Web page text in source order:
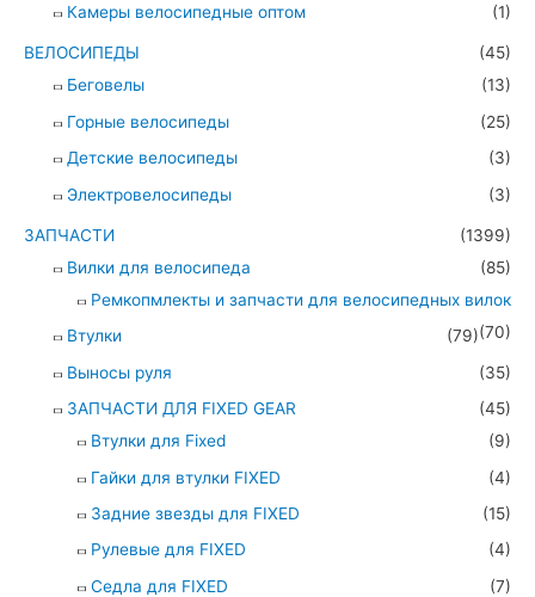
Камеры велосипедные оптом
(1)
ВЕЛОСИПЕДЫ
(45)
Беговелы
(13)
Горные велосипеды
(25)
Детские велосипеды
(3)
Электровелосипеды
(3)
ЗАПЧАСТИ
(1399)
Вилки для велосипеда
(85)
Ремкопмлекты и запчасти для велосипедных вилок
(70)
Втулки
(79)
Выносы руля
(35)
ЗАПЧАСТИ ДЛЯ FIXED GEAR
(45)
Втулки для Fixed
(9)
Гайки для втулки FIXED
(4)
Задние звезды для FIXED
(15)
Рулевые для FIXED
(4)
Седла для FIXED
(7)